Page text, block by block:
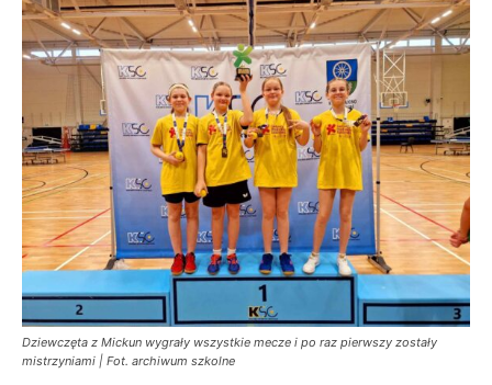
Dziewczęta z Mickun wygrały wszystkie mecze i po raz pierwszy zostały
mistrzyniami | Fot. archiwum szkolne